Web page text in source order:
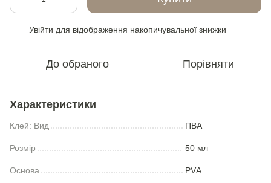
Увійти для відображення накопичувальної знижки
До обраного Порівняти
Характеристики
Клей: Вид ПВА
Розмір 50 мл
Основа PVА